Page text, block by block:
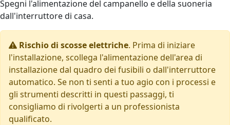
Spegni l'alimentazione del campanello e della suoneria
dall'interruttore di casa.
Rischio di scosse elettriche. Prima di iniziare
l'installazione, scollega l'alimentazione dell'area di
installazione dal quadro dei fusibili o dall'interruttore
automatico. Se non ti senti a tuo agio con i processi e
gli strumenti descritti in questi passaggi, ti
consigliamo di rivolgerti a un professionista
qualificato.